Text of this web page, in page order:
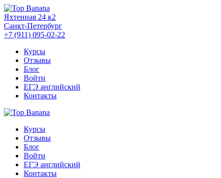
Яхтенная 24 к2
Санкт-Петербург
+7 (911) 095-02-22
Курсы
Отзывы
Блог
Войти
ЕГЭ английский
Контакты
Курсы
Отзывы
Блог
Войти
ЕГЭ английский
Контакты